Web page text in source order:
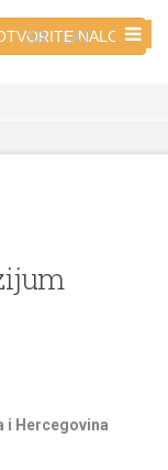
NALOG
SR - LAT
i Hercegovina